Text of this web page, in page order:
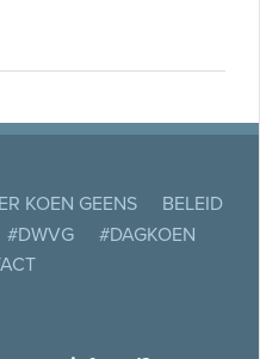
KOEN GEENS
BELEID
#DWVG
#DAGKOEN